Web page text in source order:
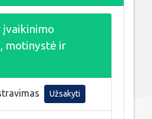
įvaikinimo
motinystė ir
Užsakyti